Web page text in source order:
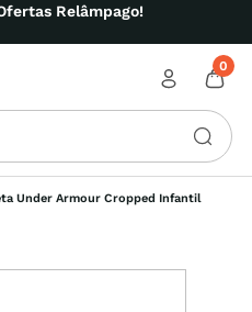
Relâmpago!
0
Under Armour Cropped Infantil